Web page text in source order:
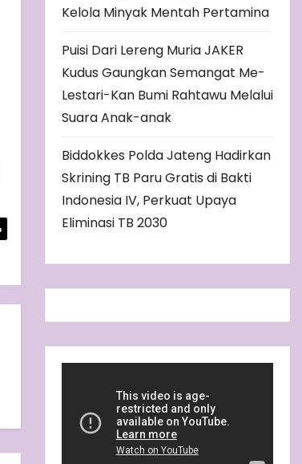
Kelola Minyak Mentah Pertamina
Puisi Dari Lereng Muria JAKER
Kudus Gaungkan Semangat Me-
Lestari-Kan Bumi Rahtawu Melalui
Suara Anak-anak
Biddokkes Polda Jateng Hadirkan
Skrining TB Paru Gratis di Bakti
Indonesia IV, Perkuat Upaya
Eliminasi TB 2030